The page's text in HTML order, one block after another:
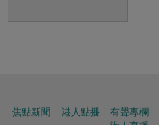
焦點新聞 港人點播
有聲專欄